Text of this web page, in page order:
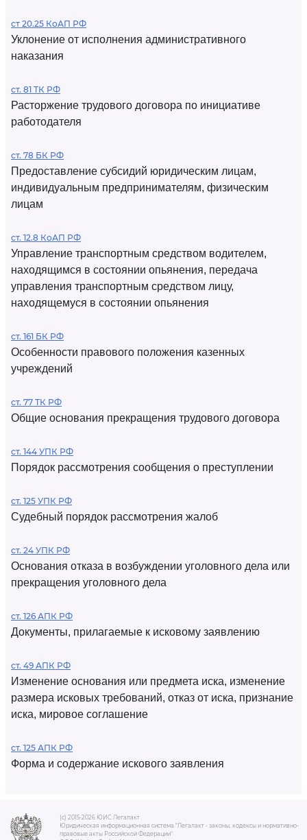
ст 20.25 КоАП РФ
Уклонение от исполнения административного
наказания
ст. 81 ТК РФ
Расторжение трудового договора по инициативе
работодателя
ст. 78 БК РФ
Предоставление субсидий юридическим лицам,
индивидуальным предпринимателям, физическим
лицам
ст. 12.8 КоАП РФ
Управление транспортным средством водителем,
находящимся в состоянии опьянения, передача
управления транспортным средством лицу,
находящемуся в состоянии опьянения
ст. 161 БК РФ
Особенности правового положения казенных
учреждений
ст. 77 ТК РФ
Общие основания прекращения трудового договора
ст. 144 УПК РФ
Порядок рассмотрения сообщения о преступлении
ст. 125 УПК РФ
Судебный порядок рассмотрения жалоб
ст. 24 УПК РФ
Основания отказа в возбуждении уголовного дела или
прекращения уголовного дела
ст. 126 АПК РФ
Документы, прилагаемые к исковому заявлению
ст. 49 АПК РФ
Изменение основания или предмета иска, изменение
размера исковых требований, отказ от иска, признание
иска, мировое соглашение
ст. 125 АПК РФ
Форма и содержание искового заявления
(c) 2015-2026 ЮИС Легалакт
Юридическая информационная система "Легалакт - законы, кодексы и нормативно-
правовые акты Российской Федерации"